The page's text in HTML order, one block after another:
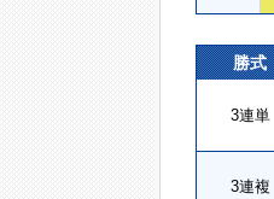
勝式
3連単
3連複